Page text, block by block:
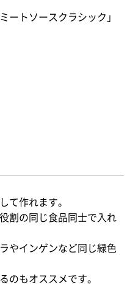
ートソースクラシック」
て作れます。
割の同じ食品同士で入れ
やインゲンなど同じ緑色
のもオススメです。